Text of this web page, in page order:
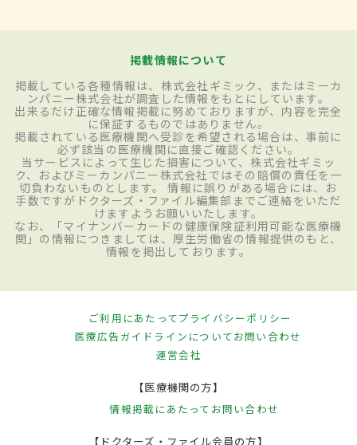
掲載情報について
掲載している各種情報は、株式会社ギミック、またはミーカ
ンパニー株式会社が調査した情報をもとにしています。
出来るだけ正確な情報掲載に努めておりますが、内容を完全
に保証するものではありません。
掲載されている医療機関へ受診を希望される場合は、事前に
必ず該当の医療機関に直接ご確認ください。
当サービスによって生じた損害について、株式会社ギミッ
ク、およびミーカンパニー株式会社ではその賠償の責任を一
切負わないものとします。 情報に誤りがある場合には、お
手数ですがドクターズ・ファイル編集部までご連絡をいただ
けますようお願いいたします。
なお、「マイナンバーカードの健康保険証利用可能な医療機
関」の情報につきましては、厚生労働省の情報提供のもと、
情報を掲出しております。
ご利用にあたってプライバシーポリシー
医療広告ガイドラインについてお問い合わせ
運営会社
【医療機関の方】
情報掲載にあたって お問い合わせ
【ドクターズ・ファイル会員の方】